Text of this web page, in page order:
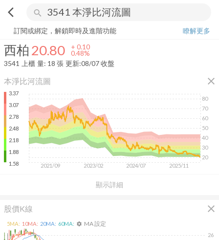
arrow_back_ios search
西柏 20.80+ 0.48%
訂閱或綁定，解鎖即時及進階功能
瞭解更多
西柏 20.80 + 0.10
0.48%
3541
上櫃 量: 18 張 更新:08/07 收盤
本淨比河流圖 close
顯示詳細
3.37
3.07
2.78
2.48
2.18
1.88
1.58
2021/09 2023/02 2024/07 2025/11
20
30
40
50
60
70
80
股價K線 close
26
5MA: 10MA: 20MA: 60MA: settings MA 設定